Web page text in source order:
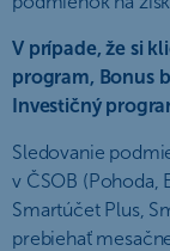
V prípade, že si
program, Bonus
Investičný
Sledovanie
v ČSOB (Pohoda,
Smartúčet Plus,
prebiehať